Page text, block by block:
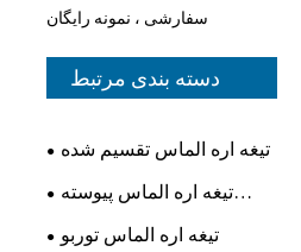
سفارشی ، نمونه رایگان
دسته بندی مرتبط
تیغه اره الماس تقسیم شده
تیغه اره الماس پیوسته
تیغه اره الماس توربو